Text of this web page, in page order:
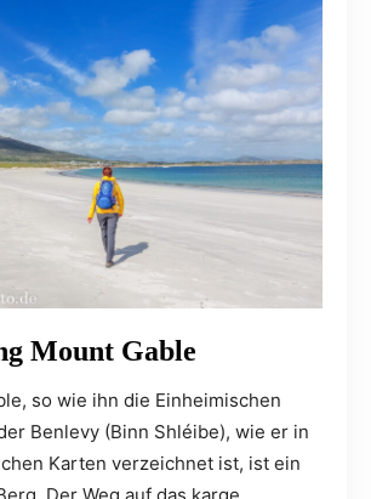
Mount Gable
so wie ihn die Einheimischen
Benlevy (Binn Shléibe), wie er in
Karten verzeichnet ist, ist ein